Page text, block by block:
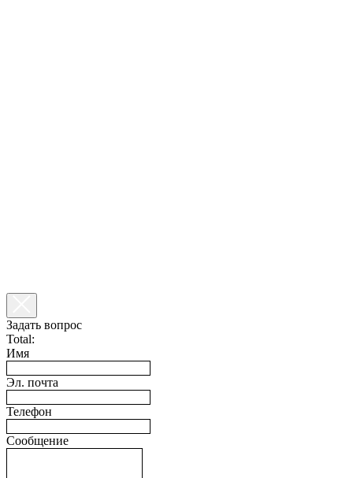
Задать вопрос
Total:
Имя
Эл. почта
Телефон
Сообщение